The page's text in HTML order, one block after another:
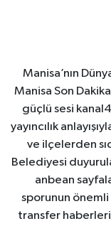
Manisa’nın
Manisa Son
güçlü sesi
yayıncılık
ve ilçelerden
Belediyesi
anbean
sporunun
transfer